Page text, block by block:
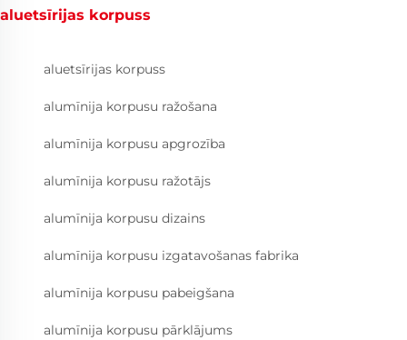
aluetsīrijas korpuss
aluetsīrijas korpuss
alumīnija korpusu ražošana
alumīnija korpusu apgrozība
alumīnija korpusu ražotājs
alumīnija korpusu dizains
alumīnija korpusu izgatavošanas fabrika
alumīnija korpusu pabeigšana
alumīnija korpusu pārklājums